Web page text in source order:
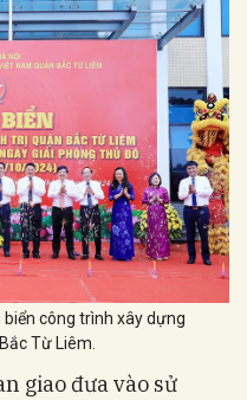
công trình xây dựng
Từ Liêm.
giao đưa vào sử